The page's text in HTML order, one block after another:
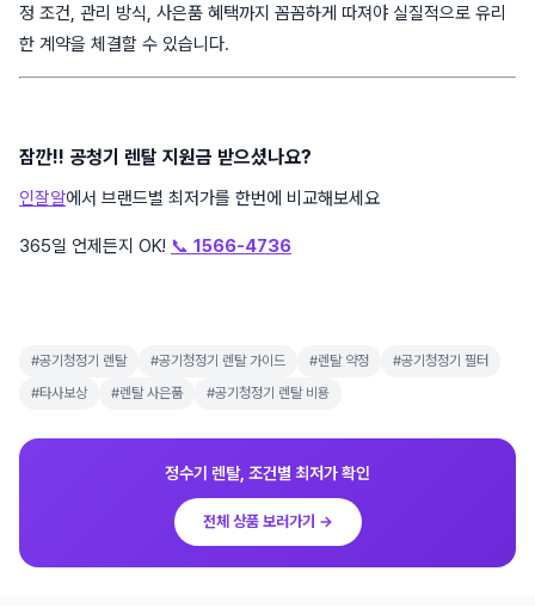
정 조건, 관리 방식, 사은품 혜택까지 꼼꼼하게 따져야 실질적으로 유리
한 계약을 체결할 수 있습니다.
잠깐!! 공청기 렌탈 지원금 받으셨나요?
인잘알에서 브랜드별 최저가를 한번에 비교해보세요
365일 언제든지 OK! 📞 1566-4736
#공기청정기 렌탈 #공기청정기 렌탈 가이드 #렌탈 약정
#공기청정기 필터
#타사보상
#렌탈 사은품 #공기청정기 렌탈 비용
정수기 렌탈, 조건별 최저가 확인
전체 상품 보러가기 →